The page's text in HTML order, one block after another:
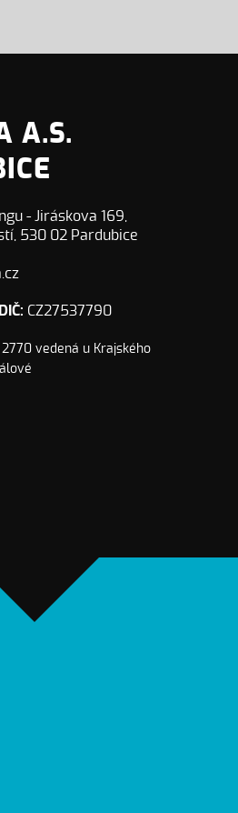
A.S.
- Jiráskova 169,
530 02 Pardubice
DIČ: CZ27537790
2770 vedená u Krajského